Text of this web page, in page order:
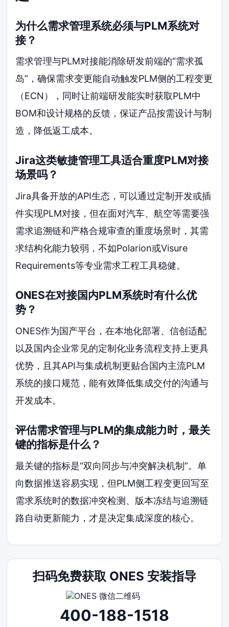
为什么需求管理系统必须与PLM系统对
接？
需求管理与PLM对接能消除研发前端的“需求孤
岛”，确保需求变更能自动触发PLM侧的工程变更
（ECN），同时让前端研发能实时获取PLM中
BOM和设计规格的反馈，保证产品按需设计与制
造，降低返工成本。
Jira这类敏捷管理工具适合重度PLM对接
场景吗？
Jira具备开放的API生态，可以通过定制开发或插
件实现PLM对接，但在面对汽车、航空等需要强
需求追溯链和严格合规审查的重度场景时，其需
求结构化能力较弱，不如Polarion或Visure
Requirements等专业需求工程工具稳健。
ONES在对接国内PLM系统时有什么优
势？
ONES作为国产平台，在本地化部署、信创适配
以及国内企业常见的定制化业务流程支持上更具
优势，且其API与集成机制更贴合国内主流PLM
系统的接口规范，能有效降低集成交付的沟通与
开发成本。
评估需求管理与PLM的集成能力时，最关
键的指标是什么？
最关键的指标是“双向同步与冲突解决机制”。单
向数据推送容易实现，但PLM侧工程变更回写至
需求系统时的数据冲突检测、版本冻结与追溯链
路自动更新能力，才是决定集成深度的核心。
扫码免费获取 ONES 安装指导
400-188-1518